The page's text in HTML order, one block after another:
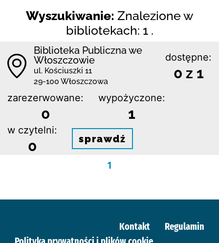
Wyszukiwanie: Znalezione w
bibliotekach: 1 .
Biblioteka Publiczna we
Włoszczowie
ul. Kościuszki 11
29-100 Włoszczowa
dostępne:
0 z 1
zarezerwowane:
0
wypożyczone:
1
w czytelni:
0 sprawdź
1
Kontakt
Regulamin